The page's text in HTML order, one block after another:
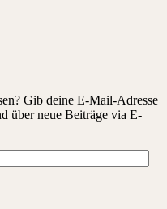
Gib deine E-Mail-Adresse
über neue Beiträge via E-